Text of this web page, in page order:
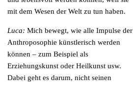
mit dem Wesen der Welt zu tun haben.
Luca: Mich bewegt, wie alle Impulse der
Anthroposophie künstlerisch werden
können – zum Beispiel als
Erziehungskunst oder Heilkunst usw.
Dabei geht es darum, nicht seinen